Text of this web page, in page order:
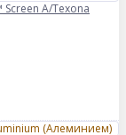
A/Texona